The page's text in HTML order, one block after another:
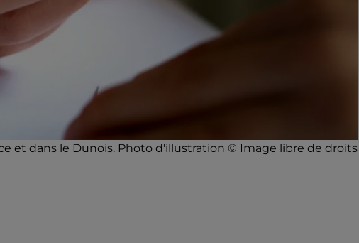
et dans le Dunois. Photo d'illustration © Image libre de droits